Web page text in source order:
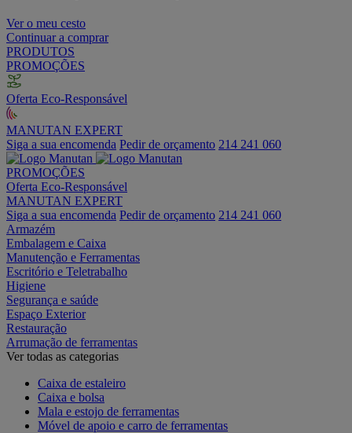
Ver o meu cesto
Continuar a comprar
PRODUTOS
PROMOÇÕES
Oferta Eco-Responsável
MANUTAN EXPERT
Siga a sua encomenda Pedir de orçamento 214 241 060
PROMOÇÕES
Oferta Eco-Responsável
MANUTAN EXPERT
Siga a sua encomenda Pedir de orçamento 214 241 060
Armazém
Embalagem e Caixa
Manutenção e Ferramentas
Escritório e Teletrabalho
Higiene
Segurança e saúde
Espaço Exterior
Restauração
Arrumação de ferramentas
Ver todas as categorias
Caixa de estaleiro
Caixa e bolsa
Mala e estojo de ferramentas
Móvel de apoio e carro de ferramentas